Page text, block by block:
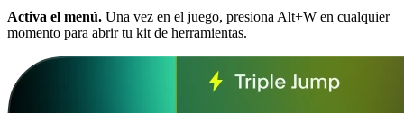
Activa el menú. Una vez en el juego, presiona Alt+W en cualquier
momento para abrir tu kit de herramientas.